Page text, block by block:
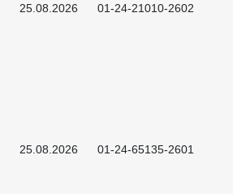
25.08.2026 01-24-21010-2602
25.08.2026 01-24-65135-2601